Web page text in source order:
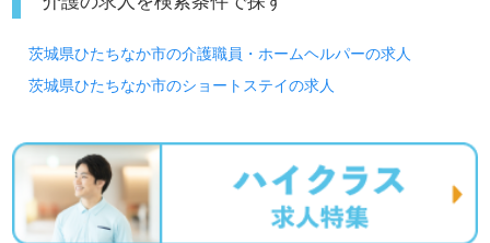
茨城県ひたちなか市の介護職員・ホームヘルパーの求人
茨城県ひたちなか市のショートステイの求人